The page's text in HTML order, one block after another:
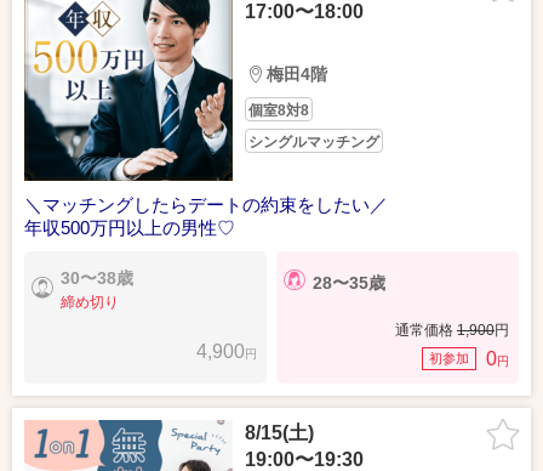
17:00〜18:00
梅田4階
個室8対8
シングルマッチング
＼マッチングしたらデートの約束をしたい／
年収500万円以上の男性♡
30〜38歳
締め切り
4,900円
28〜35歳
通常価格 1,900円
初参加 0円
8/15(土)
19:00〜19:30